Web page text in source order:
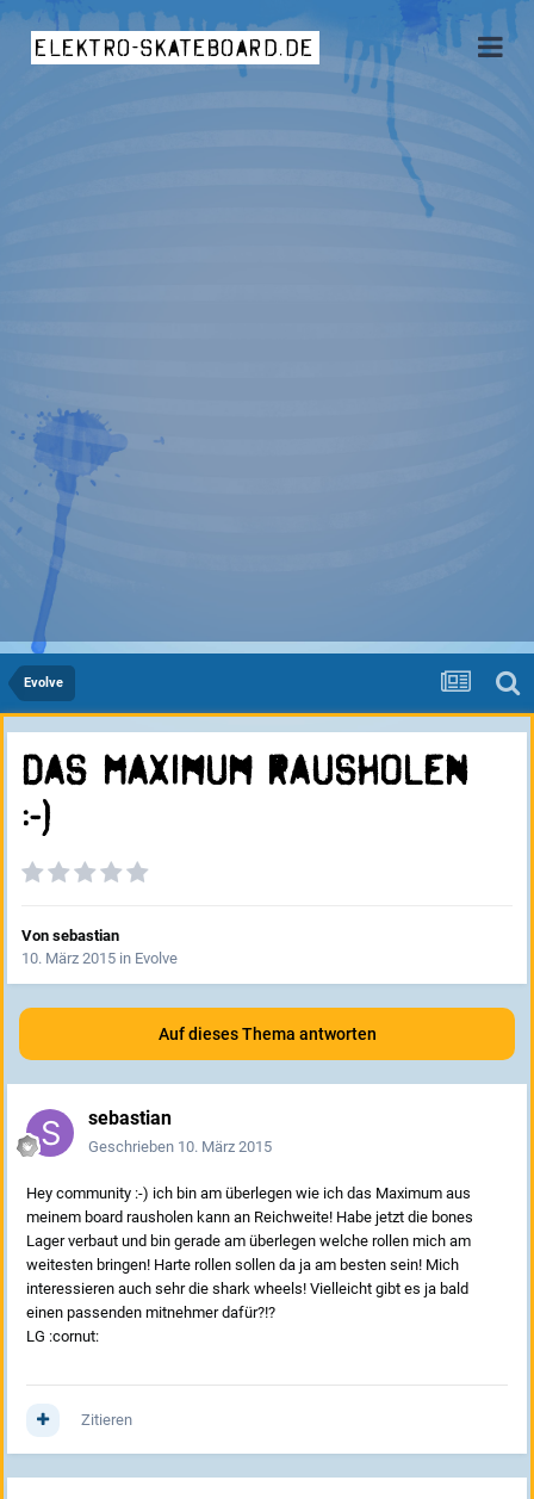
elektro-skateboard.de
Evolve
Das Maximum rausholen
:-)
Von sebastian
10. März 2015 in Evolve
Auf dieses Thema antworten
sebastian
Geschrieben 10. März 2015
Hey community :-) ich bin am überlegen wie ich das Maximum aus
meinem board rausholen kann an Reichweite! Habe jetzt die bones
Lager verbaut und bin gerade am überlegen welche rollen mich am
weitesten bringen! Harte rollen sollen da ja am besten sein! Mich
interessieren auch sehr die shark wheels! Vielleicht gibt es ja bald
einen passenden mitnehmer dafür?!?
LG :cornut:
Zitieren